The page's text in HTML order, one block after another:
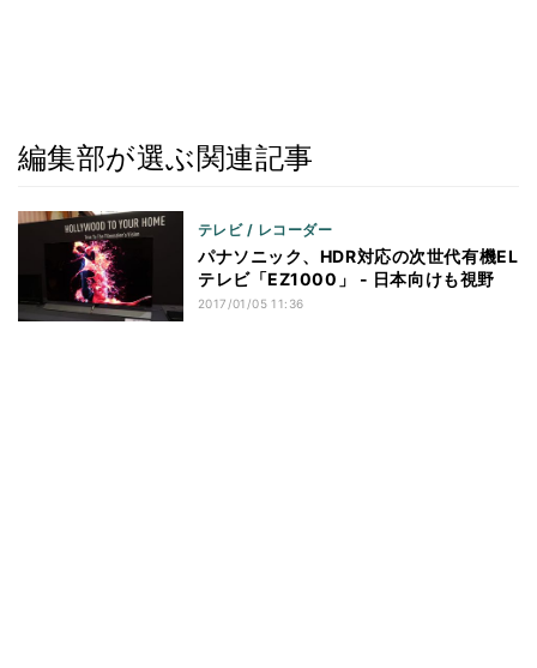
編集部が選ぶ関連記事
テレビ / レコーダー
パナソニック、HDR対応の次世代有機EL
テレビ「EZ1000」 - 日本向けも視野
2017/01/05 11:36